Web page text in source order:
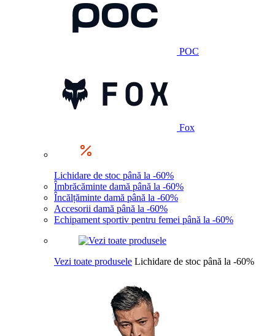
POC
Fox
Lichidare de stoc până la -60%
Îmbrăcăminte damă până la -60%
Încălțăminte damă până la -60%
Accesorii damă până la -60%
Echipament sportiv pentru femei până la -60%
Vezi toate produsele Lichidare de stoc până la -60%